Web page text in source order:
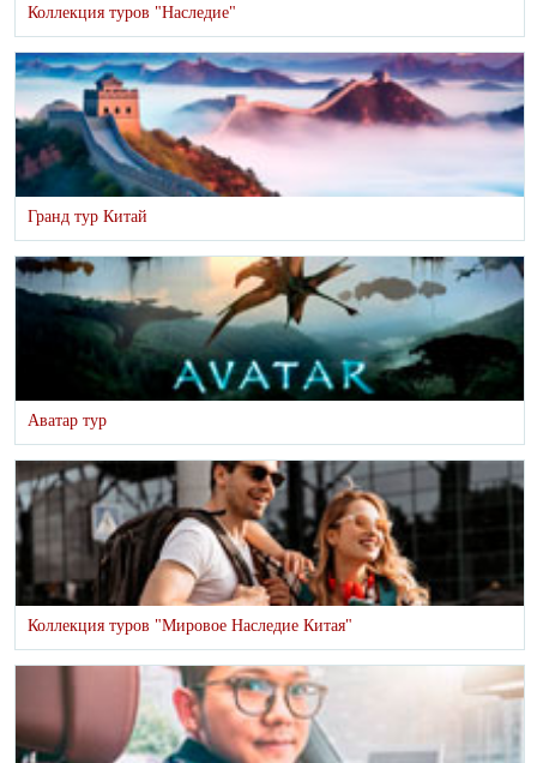
Коллекция туров "Наследие"
Гранд тур Китай
Аватар тур
Коллекция туров "Мировое Наследие Китая"